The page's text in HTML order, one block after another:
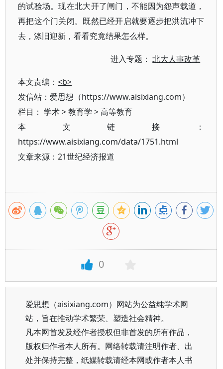
的试验场。现在北大开了闸门，不能因为怨声载道，
再把这个门关闭。既然已经开启就要逐步把洪流冲下
去，涤旧迎新，看看究竟结果怎么样。
进入专题：北大人事改革
本文责编： <b>
发信站：爱思想（https://www.aisixiang.com）
栏目： 学术>教育学 >高等教育
本文链接：
https://www.aisixiang.com/data/1751.html
文章来源：21世纪经济报道
0
爱思想（aisixiang.com）网站为公益纯学术网
站，旨在推动学术繁荣、塑造社会精神。
凡本网首发及经作者授权但非首发的所有作品，
版权归作者本人所有。网络转载请注明作者、出
处并保持完整，纸媒转载请经本网或作者本人书